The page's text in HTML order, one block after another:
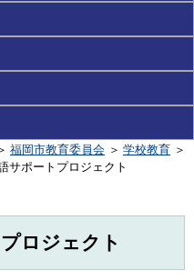
福岡市教育委員会 ＞ 学校教育 ＞
サポートプロジェクト
ロジェクト